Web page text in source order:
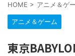
HOME > アニメ＆ゲ
アニメ＆ゲーム
東京